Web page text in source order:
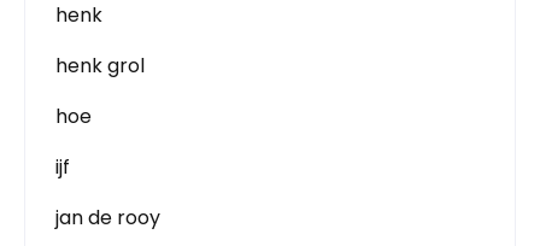
henk
henk grol
hoe
ijf
jan de rooy